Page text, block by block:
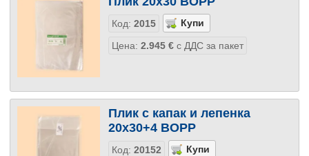
Код: 2015
Цена: 2.945 €с ДДС за пакет
Плик с капак и лепенка
20х30+4 BOPP
Код: 20152